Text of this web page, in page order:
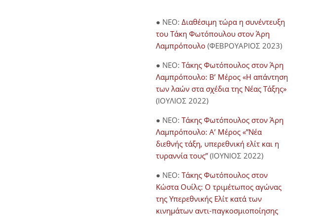
● NEO: Διαθέσιμη τώρα η συνέντευξη
του Τάκη Φωτόπουλου στον Άρη
Λαμπρόπουλο(ΦΕΒΡΟΥΑΡΙΟΣ 2023)
● NEO: Τάκης Φωτόπουλος στον Άρη
Λαμπρόπουλο: Β’ Μέρος «Η απάντηση
των λαών στα σχέδια της Νέας Τάξης»
(ΙΟΥΛΙΟΣ 2022)
● NEO: Τάκης Φωτόπουλος στον Άρη
Λαμπρόπουλο: Α’ Μέρος «”Νέα
διεθνής τάξη, υπερεθνική ελίτ και η
τυραννία τους” (ΙΟΥΝΙΟΣ 2022)
● NEO: Τάκης Φωτόπουλος στον
Κώστα Ουίλς: Ο τριμέτωπος αγώνας
της Υπερεθνικής Ελίτ κατά των
κινημάτων αντι-παγκοσμιοποίησης